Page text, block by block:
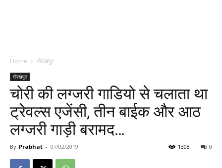
Home गोरखपुर
गोरखपुर
चोरी की लग्जरी गाडियो से चलाता था
ट्रेवल्स एजेंसी, तीन बाईक और आठ
लग्जरी गाड़ी बरामद…
By Prabhat - 07/02/2019 0
1308